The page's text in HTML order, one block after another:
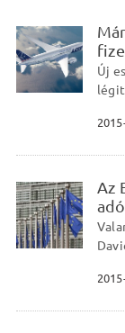
Új
Az